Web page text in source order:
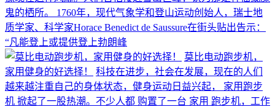
鬼的栖所。 1760年，现代气象学和登山运动创始人，瑞士地
质学家、科学家Horace Benedict de Saussure在街头贴出告示：
“凡能登上或提供登上勃朗峰
莫比电动跑步机，
家用健身的好选择！
科技在进步，社会在发展，现在的人们
越来越注重自己的身体状态，健身运动日益兴起， 家用跑步
机 掀起了一股热潮。不少人都 购置了一台 家用 跑步机，工作